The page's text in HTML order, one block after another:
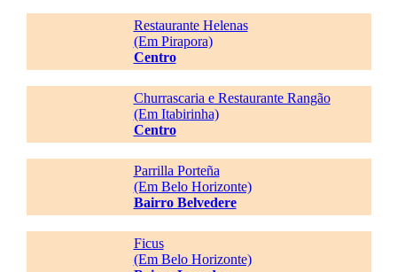
Restaurante Helenas
(Em Pirapora)
Centro
Churrascaria e Restaurante Rangão
(Em Itabirinha)
Centro
Parrilla Porteña
(Em Belo Horizonte)
Bairro Belvedere
Ficus
(Em Belo Horizonte)